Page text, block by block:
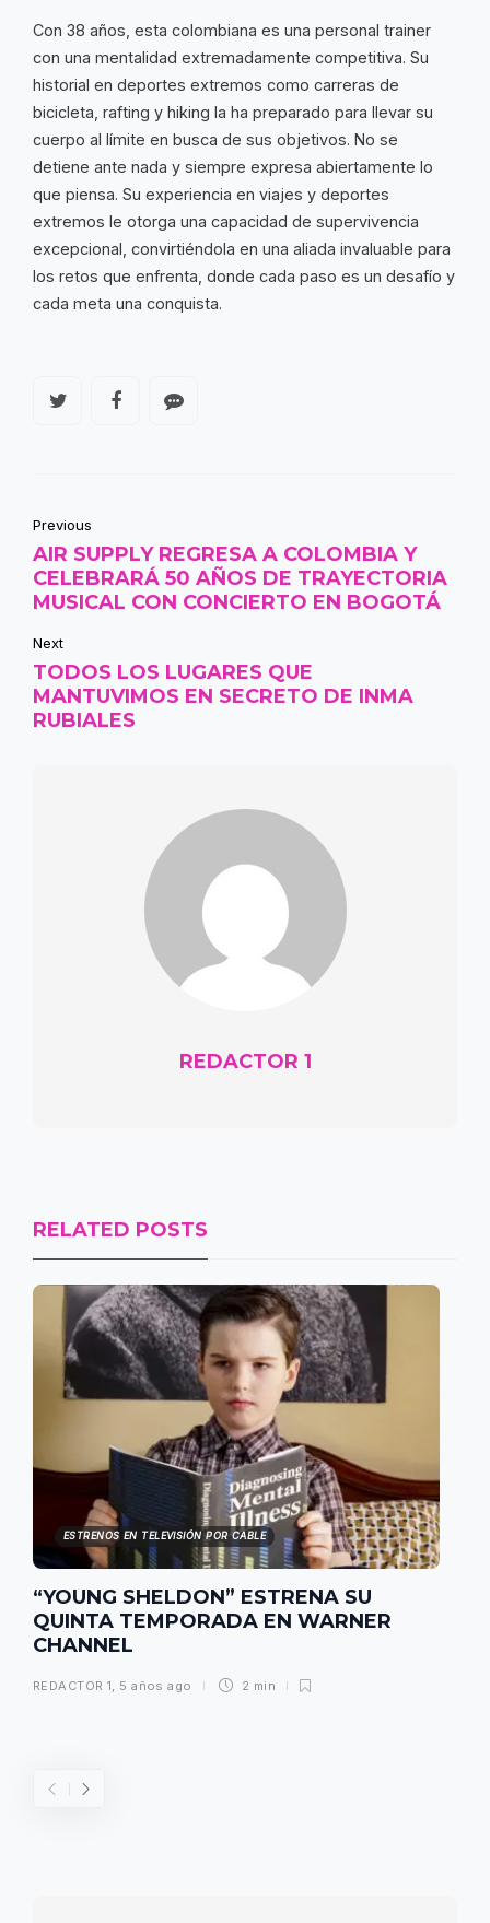
Con 38 años, esta colombiana es una personal trainer
con una mentalidad extremadamente competitiva. Su
historial en deportes extremos como carreras de
bicicleta, rafting y hiking la ha preparado para llevar su
cuerpo al límite en busca de sus objetivos. No se
detiene ante nada y siempre expresa abiertamente lo
que piensa. Su experiencia en viajes y deportes
extremos le otorga una capacidad de supervivencia
excepcional, convirtiéndola en una aliada invaluable para
los retos que enfrenta, donde cada paso es un desafío y
cada meta una conquista.
Previous
AIR SUPPLY REGRESA A COLOMBIA Y
CELEBRARÁ 50 AÑOS DE TRAYECTORIA
MUSICAL CON CONCIERTO EN BOGOTÁ
Next
TODOS LOS LUGARES QUE
MANTUVIMOS EN SECRETO DE INMA
RUBIALES
REDACTOR 1
RELATED POSTS
ESTRENOS EN TELEVISIÓN POR CABLE
“YOUNG SHELDON” ESTRENA SU
QUINTA TEMPORADA EN WARNER
CHANNEL
REDACTOR 1, 5 años ago 2 min